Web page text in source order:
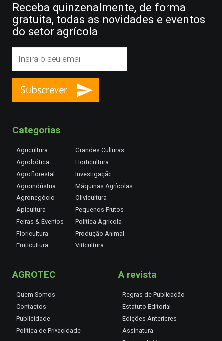
Receba quinzenalmente, de forma
gratuita, todas as novidades e eventos
do setor agrícola
Categorias
Agricultura
Agrobótica
Agroflorestal
Agroindústria
Agronegócio
Apicultura
Feiras & Eventos
Floricultura
Fruticultura
Grandes Culturas
Horticultura
Investigação
Máquinas Agrícolas
Olivicultura
Pequenos Frutos
Política Agrícola
Produção Animal
Viticultura
AGROTEC
Quem Somos
Contactos
Publicidade
Política de Privacidade
A revista
Regras de Publicação
Estatuto Editorial
Edições Anteriores
Assinatura